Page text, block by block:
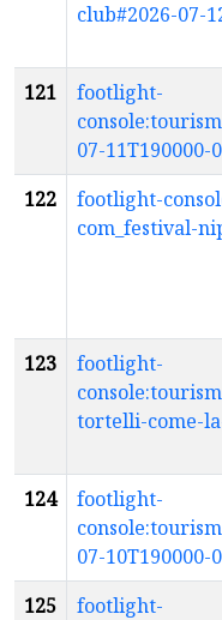
club#2026-07-
121
footlight-
07-11T190000-
122
footlight-
com_festival-
123
footlight-
tortelli-come-
124
footlight-
07-10T190000-
125
footlight-